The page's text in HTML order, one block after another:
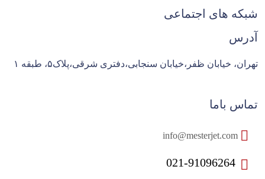
شبکه های اجتماعی
آدرس
تهران، خیابان ظفر،خیابان سنجابی،دفتری شرقی،پلاک۵، طبقه ۱
تماس باما
021-91096264